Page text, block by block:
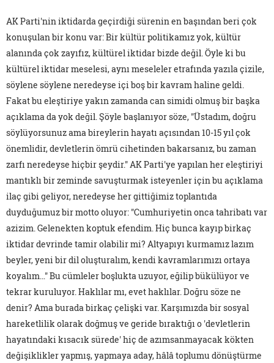
AK Parti'nin iktidarda geçirdiği sürenin en başından beri çok
konuşulan bir konu var: Bir kültür politikamız yok, kültür
alanında çok zayıfız, kültürel iktidar bizde değil. Öyle ki bu
kültürel iktidar meselesi, aynı meseleler etrafında yazıla çizile,
söylene söylene neredeyse içi boş bir kavram haline geldi.
Fakat bu eleştiriye yakın zamanda can simidi olmuş bir başka
açıklama da yok değil. Şöyle başlanıyor söze, "Üstadım, doğru
söylüyorsunuz ama bireylerin hayatı açısından 10-15 yıl çok
önemlidir, devletlerin ömrü cihetinden bakarsanız, bu zaman
zarfı neredeyse hiçbir şeydir." AK Parti'ye yapılan her eleştiriyi
mantıklı bir zeminde savuşturmak isteyenler için bu açıklama
ilaç gibi geliyor, neredeyse her gittiğimiz toplantıda
duyduğumuz bir motto oluyor: "Cumhuriyetin onca tahribatı var
azizim. Gelenekten koptuk efendim. Hiç bunca kayıp birkaç
iktidar devrinde tamir olabilir mi? Altyapıyı kurmamız lazım
beyler, yeni bir dil oluşturalım, kendi kavramlarımızı ortaya
koyalım…" Bu cümleler boşlukta uzuyor, eğilip bükülüyor ve
tekrar kuruluyor. Haklılar mı, evet haklılar. Doğru söze ne
denir? Ama burada birkaç çelişki var. Karşımızda bir sosyal
hareketlilik olarak doğmuş ve geride bıraktığı o 'devletlerin
hayatındaki kısacık sürede' hiç de azımsanmayacak kökten
değişiklikler yapmış, yapmaya aday, hâlâ toplumu dönüştürme